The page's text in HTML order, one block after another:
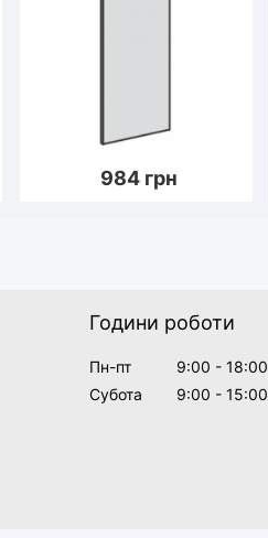
984 грн
Години роботи
Пн-пт
9:00 - 18:00
Субота
9:00 - 15:00